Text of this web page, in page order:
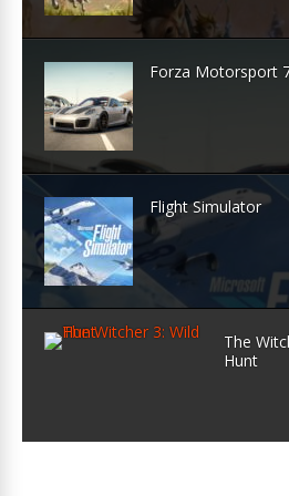
Forza Motorsport
Flight Simulator
The
Hunt